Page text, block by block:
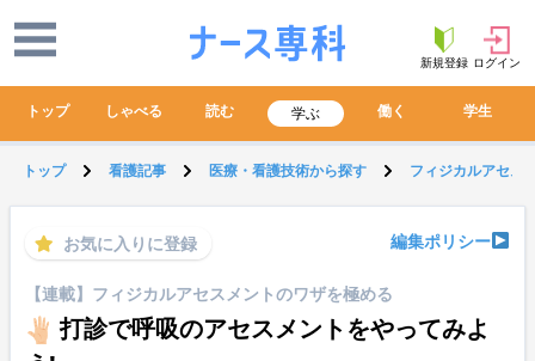
新規登録 ログイン
トップ しゃべる 読む 学ぶ 働く 学生
トップ 看護記事 医療・看護技術から探す フィジカルアセス
お気に入りに登録 編集ポリシー
【連載】フィジカルアセスメントのワザを極める
打診で呼吸のアセスメントをやってみよ